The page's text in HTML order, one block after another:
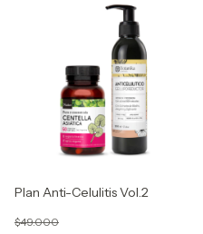
Plan Anti-Celulitis Vol.2
$49.000